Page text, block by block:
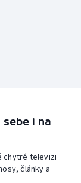
i na
chytré televizi
články a